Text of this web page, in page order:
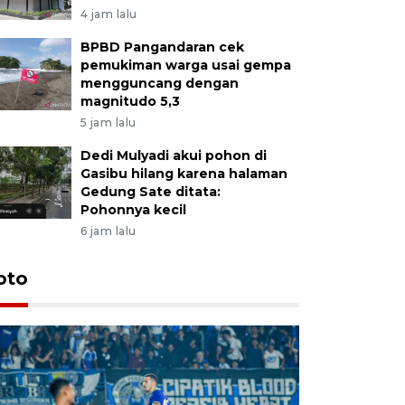
4 jam lalu
BPBD Pangandaran cek
pemukiman warga usai gempa
mengguncang dengan
magnitudo 5,3
5 jam lalu
Dedi Mulyadi akui pohon di
Gasibu hilang karena halaman
Gedung Sate ditata:
Pohonnya kecil
6 jam lalu